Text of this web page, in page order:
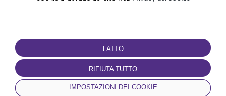
FATTO
RIFIUTA TUTTO
IMPOSTAZIONI DEI COOKIE
CONDIZIONI D'USO
Termini e Condizioni
Politica sulla riservatezza
Gestione dei Cookie
SCARICA L'APP